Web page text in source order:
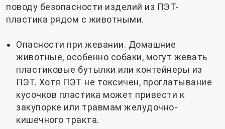
поводу безопасности изделий из ПЭТ-
пластика рядом с животными.
Опасности при жевании. Домашние
животные, особенно собаки, могут жевать
пластиковые бутылки или контейнеры из
ПЭТ. Хотя ПЭТ не токсичен, проглатывание
кусочков пластика может привести к
закупорке или травмам желудочно-
кишечного тракта.